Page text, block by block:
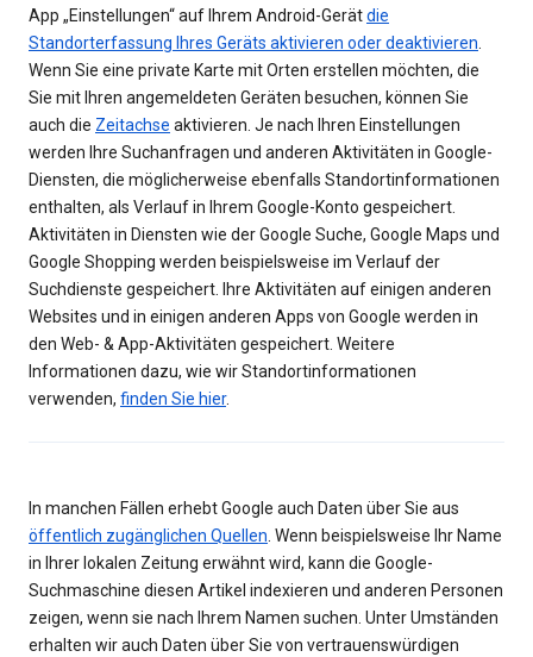
App „Einstellungen“ auf Ihrem Android-Gerätdie
Standorterfassung Ihres Geräts aktivieren oder deaktivieren
Wenn Sie eine private Karte mit Orten erstellen möchten, die
Sie mit Ihren angemeldeten Geräten besuchen, können Sie
auch die Zeitachse aktivieren. Je nach Ihren Einstellungen
werden Ihre Suchanfragen und anderen Aktivitäten in Google-
Diensten, die möglicherweise ebenfalls Standortinformationen
enthalten, als Verlauf in Ihrem Google-Konto gespeichert.
Aktivitäten in Diensten wie der Google Suche, Google Maps und
Google Shopping werden beispielsweise im Verlauf der
Suchdienste gespeichert. Ihre Aktivitäten auf einigen anderen
Websites und in einigen anderen Apps von Google werden in
den Web- & App-Aktivitäten gespeichert. Weitere
Informationen dazu, wie wir Standortinformationen
verwenden, finden Sie hier.
In manchen Fällen erhebt Google auch Daten über Sie aus
öffentlich zugänglichen Quellen . Wenn beispielsweise Ihr Name
in Ihrer lokalen Zeitung erwähnt wird, kann die Google-
Suchmaschine diesen Artikel indexieren und anderen Personen
zeigen, wenn sie nach Ihrem Namen suchen. Unter Umständen
erhalten wir auch Daten über Sie von vertrauenswürdigen